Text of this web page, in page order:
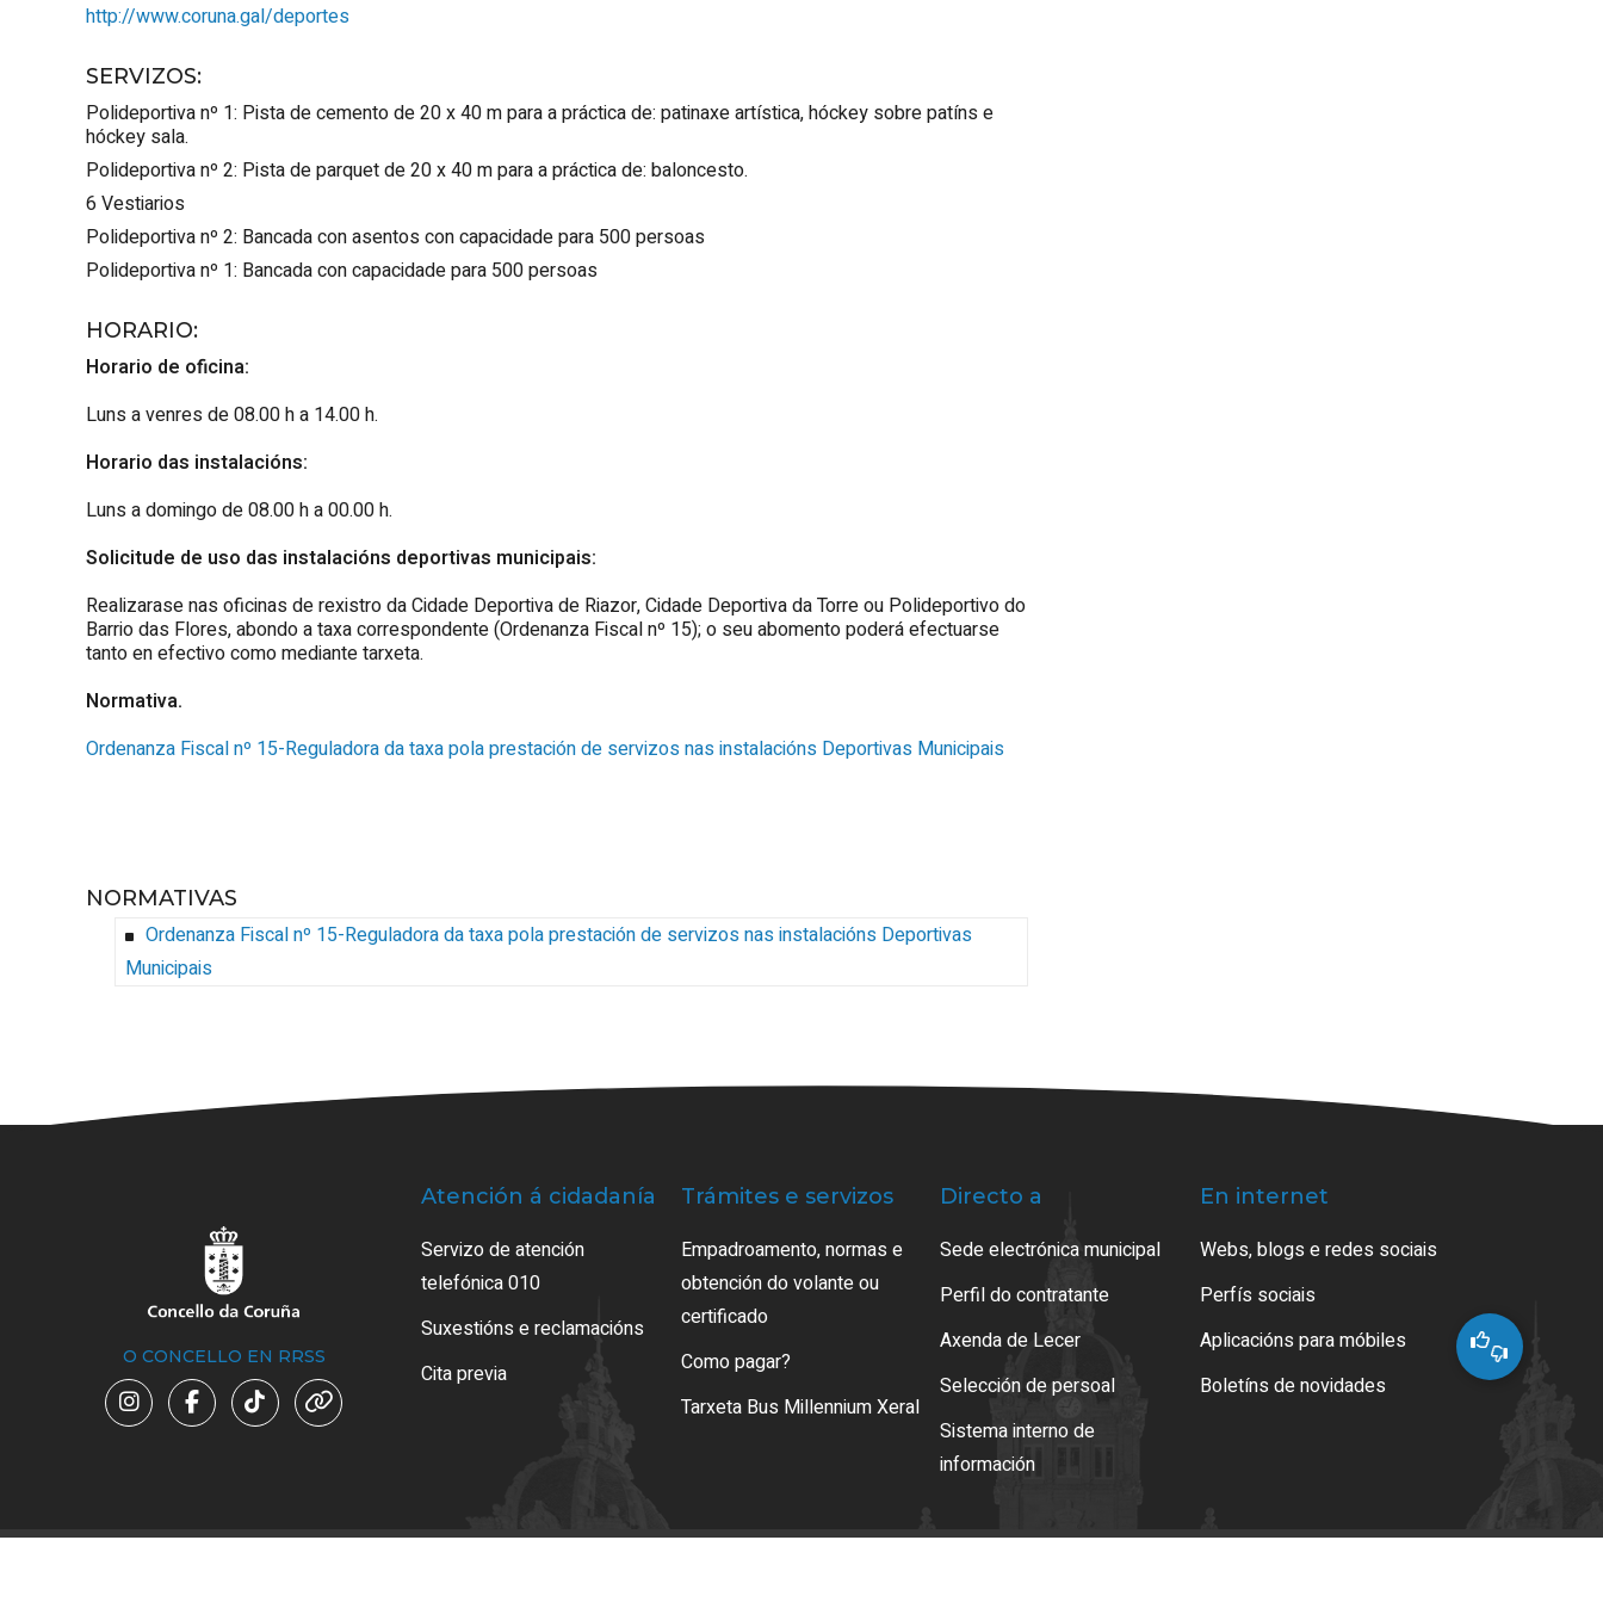
http://www.coruna.gal/deportes
SERVIZOS:
Polideportiva nº 1: Pista de cemento de 20 x 40 m para a práctica de: patinaxe artística, hóckey sobre patíns e
hóckey sala.
Polideportiva nº 2: Pista de parquet de 20 x 40 m para a práctica de: baloncesto.
6 Vestiarios
Polideportiva nº 2: Bancada con asentos con capacidade para 500 persoas
Polideportiva nº 1: Bancada con capacidade para 500 persoas
HORARIO:
Horario de oficina:
Luns a venres de 08.00 h a 14.00 h.
Horario das instalacións:
Luns a domingo de 08.00 h a 00.00 h.
Solicitude de uso das instalacións deportivas municipais:
Realizarase nas oficinas de rexistro da Cidade Deportiva de Riazor, Cidade Deportiva da Torre ou Polideportivo do
Barrio das Flores, abondo a taxa correspondente (Ordenanza Fiscal nº 15); o seu abomento poderá efectuarse
tanto en efectivo como mediante tarxeta.
Normativa.
Ordenanza Fiscal nº 15-Reguladora da taxa pola prestación de servizos nas instalacións Deportivas Municipais
NORMATIVAS
Ordenanza Fiscal nº 15-Reguladora da taxa pola prestación de servizos nas instalacións Deportivas
Municipais
O CONCELLO EN RRSS
Atención á cidadanía
Servizo de atención
telefónica 010
Suxestións e reclamacións
Cita previa
Trámites e servizos
Empadroamento, normas e
obtención do volante ou
certificado
Como pagar?
Tarxeta Bus Millennium Xeral
Directo a
Sede electrónica municipal
Perfil do contratante
Axenda de Lecer
Selección de persoal
Sistema interno de
información
En internet
Webs, blogs e redes sociais
Perfís sociais
Aplicacións para móbiles
Boletíns de novidades